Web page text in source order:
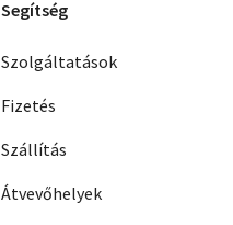
Segítség
Szolgáltatások
Fizetés
Szállítás
Átvevőhelyek